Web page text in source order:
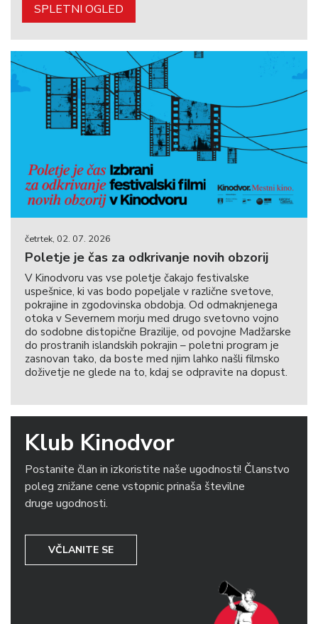
SPLETNI OGLED
četrtek, 02. 07. 2026
Poletje je čas za odkrivanje novih obzorij
V Kinodvoru vas vse poletje čakajo festivalske
uspešnice, ki vas bodo popeljale v različne svetove,
pokrajine in zgodovinska obdobja. Od odmaknjenega
otoka v Severnem morju med drugo svetovno vojno
do sodobne distopične Brazilije, od povojne Madžarske
do prostranih islandskih pokrajin – poletni program je
zasnovan tako, da boste med njim lahko našli filmsko
doživetje ne glede na to, kdaj se odpravite na dopust.
Klub Kinodvor
Postanite član in izkoristite naše ugodnosti! Članstvo
poleg znižane cene vstopnic prinaša številne
druge ugodnosti.
VČLANITE SE